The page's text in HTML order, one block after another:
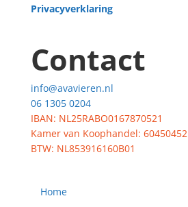
Privacyverklaring
Contact
info@avavieren.nl
06 1305 0204
IBAN: NL25RABO0167870521
Kamer van Koophandel: 60450452
BTW: NL853916160B01
Home